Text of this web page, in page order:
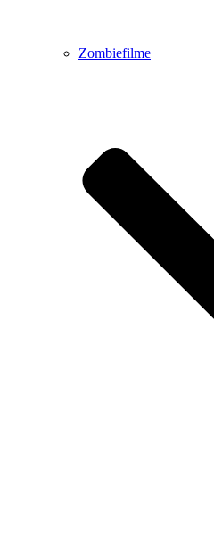
Zombiefilme